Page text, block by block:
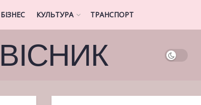
БІЗНЕС КУЛЬТУРА ТРАНСПОРТ